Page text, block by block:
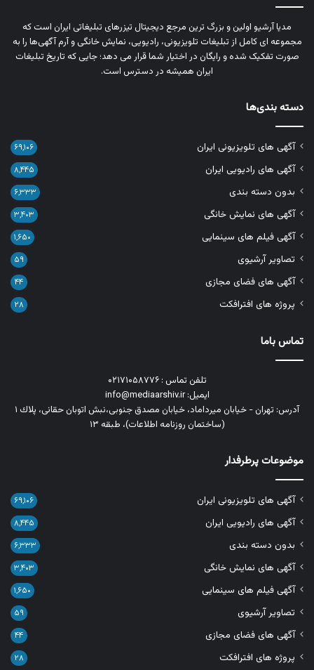
مدیا آرشیو اولین و بزرگ‌ ترین مرجع دیجیتال تیزرهای تبلیغاتی ایران است که
مجموعه‌ ای کامل از تبلیغات تلویزیونی، رادیویی، نمایش خانگی و آرم‌ آگهی‌ها را به‌
صورت تفکیک‌ شده و رایگان در اختیار شما قرار می‌ دهد؛ جایی که تاریخ تبلیغات
ایران همیشه در دسترس است.
دسته بندی‌ها
آگهی های تلویزیونی ایران ۶۹,۱۰۶
آگهی های رادیویی ایران ۸,۴۴۵
بدون دسته بندی ۶,۳۳۳
آگهی های نمایش خانگی ۳,۴۰۳
آگهی فیلم های سینمایی ۱,۶۵۰
تصاویر آرشیوی ۵۹
آگهی های فضای مجازی ۴۴
پروژه های افترافکت ۲۸
تماس باما
تلفن تماس : ۰۲۱۷۱۰۵۸۷۷۶
ایمیل: info@mediaarshiv.ir
آدرس: تهران - خیابان میرداماد، خیابان مصدق جنوبی،نبش اتوبان حقانی، پلاك ١
(ساختمان روزنامه اطلاعات)، طبقه ۱۳
موضوعات پرطرفدار
آگهی های تلویزیونی ایران ۶۹,۱۰۶
آگهی های رادیویی ایران ۸,۴۴۵
بدون دسته بندی ۶,۳۳۳
آگهی های نمایش خانگی ۳,۴۰۳
آگهی فیلم های سینمایی ۱,۶۵۰
تصاویر آرشیوی ۵۹
آگهی های فضای مجازی ۴۴
پروژه های افترافکت ۲۸